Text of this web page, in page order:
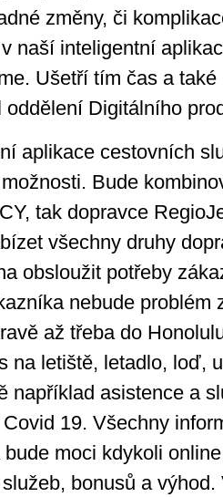
změny, či
naší inteligentní
Ušetří tím čas a také
Digitálního
aplikace cestovních
Bude
tak dopravce
všechny druhy
obsloužit potřeby
nebude problém
až třeba do
na letiště, letadlo, loď,
například asistence a
19. Všechny
moci kdykoli
bonusů a